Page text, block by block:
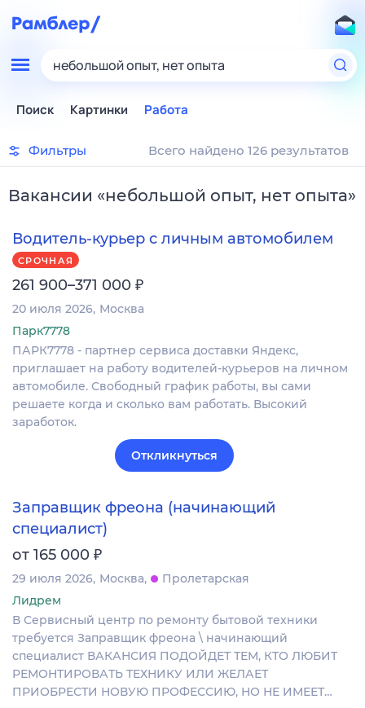
небольшой опыт, нет опыта
Поиск Картинки Работа
Фильтры Всего найдено 126 результатов
Вакансии «небольшой опыт, нет опыта»
Водитель-курьер с личным автомобилем
СРОЧНАЯ
261 900–371 000 ₽
20 июля 2026 Москва
Парк7778
ПАРК7778 - партнер сервиса доставки Яндекс,
приглашает на работу водителей-курьеров на личном
автомобиле. Свободный график работы, вы сами
решаете когда и сколько вам работать. Высокий
заработок.
Откликнуться
Заправщик фреона (начинающий
специалист)
от 165 000 ₽
29 июля 2026 Москва
Пролетарская
Лидрем
В Сервисный центр по ремонту бытовой техники
требуется Заправщик фреона \ начинающий
специалист ВАКАНСИЯ ПОДОЙДЕТ ТЕМ, КТО ЛЮБИТ
РЕМОНТИРОВАТЬ ТЕХНИКУ ИЛИ ЖЕЛАЕТ
ПРИОБРЕСТИ НОВУЮ ПРОФЕССИЮ, НО НЕ ИМЕЕТ…